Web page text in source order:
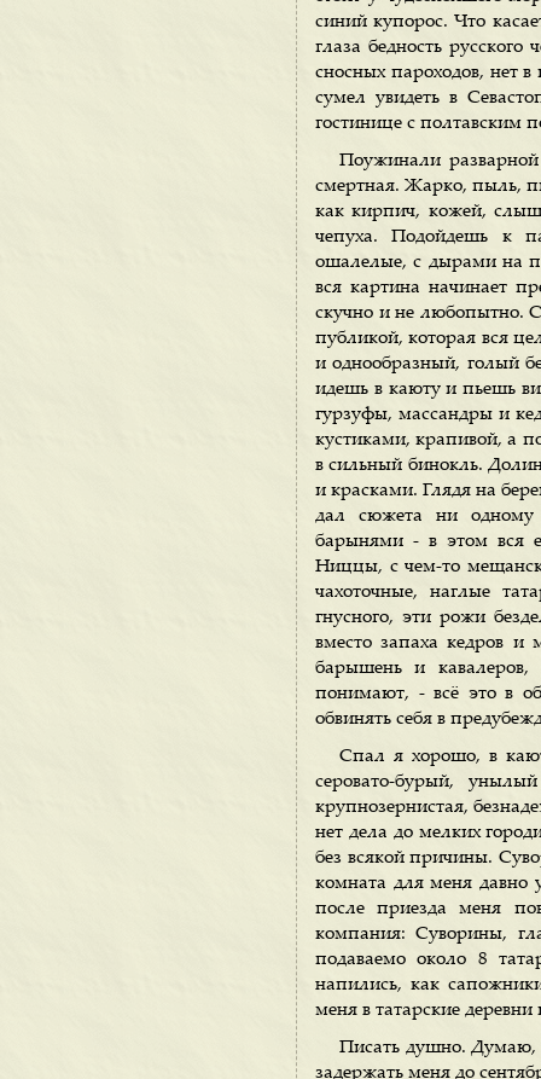
синий купорос. Что
глаза бедность
сносных пароходов, нет
сумел увидеть в
гостинице с полтавским
Поужинали
смертная. Жарко, пыль,
как кирпич, кожей,
чепуха. Подойдешь к
ошалелые, с дырами на
вся картина начинает
скучно и не любопытно.
публикой, которая вся
и однообразный, голый
идешь в каюту и пьешь
гурзуфы, массандры и
кустиками, крапивой, а
в сильный бинокль.
и красками. Глядя на
дал сюжета ни одному
барынями - в этом вся
Ниццы, с чем-то
чахоточные, наглые
гнусного, эти рожи
вместо запаха кедров и
барышень и кавалеров,
понимают, - всё это в
обвинять себя в
Спал я хорошо, в
серовато-бурый,
крупнозернистая,
нет дела до мелких
без всякой причины.
комната для меня давно
после приезда меня
компания: Суворины,
подаваемо около 8
напились, как
меня в татарские
Писать душно. Думаю,
задержать меня до